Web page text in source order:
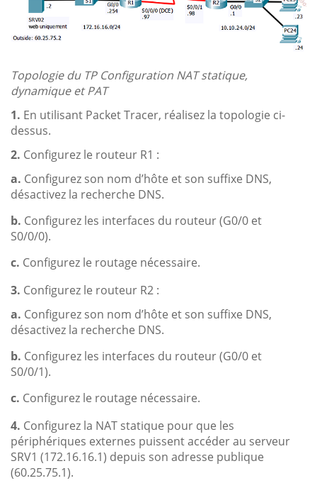
Topologie du TP Configuration NAT statique,
dynamique et PAT
1. En utilisant Packet Tracer, réalisez la topologie ci-
dessus.
2. Configurez le routeur R1 :
a. Configurez son nom d’hôte et son suffixe DNS,
désactivez la recherche DNS.
b. Configurez les interfaces du routeur (G0/0 et
S0/0/0).
c. Configurez le routage nécessaire.
3. Configurez le routeur R2 :
a. Configurez son nom d’hôte et son suffixe DNS,
désactivez la recherche DNS.
b. Configurez les interfaces du routeur (G0/0 et
S0/0/1).
c. Configurez le routage nécessaire.
4. Configurez la NAT statique pour que les
périphériques externes puissent accéder au serveur
SRV1 (172.16.16.1) depuis son adresse publique
(60.25.75.1).